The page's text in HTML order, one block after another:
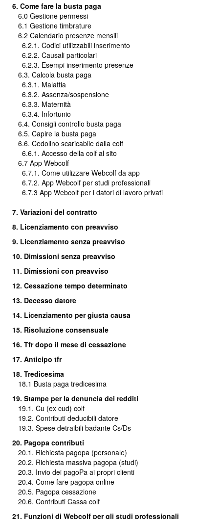
6. Come fare la busta paga
6.0 Gestione permessi
6.1 Gestione timbrature
6.2 Calendario presenze mensili
6.2.1. Codici utilizzabili inserimento
6.2.2. Causali particolari
6.2.3. Esempi inserimento presenze
6.3. Calcola busta paga
6.3.1. Malattia
6.3.2. Assenza/sospensione
6.3.3. Maternità
6.3.4. Infortunio
6.4. Consigli controllo busta paga
6.5. Capire la busta paga
6.6. Cedolino scaricabile dalla colf
6.6.1. Accesso della colf al sito
6.7 App Webcolf
6.7.1. Come utilizzare Webcolf da app
6.7.2. App Webcolf per studi professionali
6.7.3 App Webcolf per i datori di lavoro privati
7. Variazioni del contratto
8. Licenziamento con preavviso
9. Licenziamento senza preavviso
10. Dimissioni senza preavviso
11. Dimissioni con preavviso
12. Cessazione tempo determinato
13. Decesso datore
14. Licenziamento per giusta causa
15. Risoluzione consensuale
16. Tfr dopo il mese di cessazione
17. Anticipo tfr
18. Tredicesima
18.1 Busta paga tredicesima
19. Stampe per la denuncia dei redditi
19.1. Cu (ex cud) colf
19.2. Contributi deducibili datore
19.3. Spese detraibili badante Cs/Ds
20. Pagopa contributi
20.1. Richiesta pagopa (personale)
20.2. Richiesta massiva pagopa (studi)
20.3. Invio dei pagoPa ai propri clienti
20.4. Come fare pagopa online
20.5. Pagopa cessazione
20.6. Contributi Cassa colf
21. Funzioni di Webcolf per gli studi professionali